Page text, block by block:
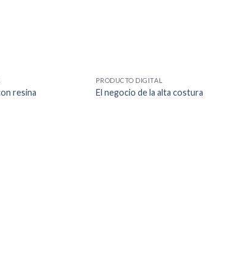
resina
PRODUCTO DIGITAL
El negocio de la alta costura